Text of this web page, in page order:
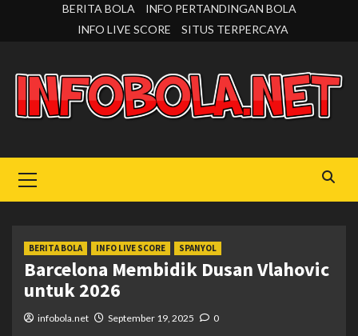
BERITA BOLA
INFO PERTANDINGAN BOLA
INFO LIVE SCORE
SITUS TERPERCAYA
Menu
BERITA BOLA INFO LIVE SCORE SPANYOL
Barcelona Membidik Dusan Vlahovic
untuk 2026
infobola.net September 19, 2025 0